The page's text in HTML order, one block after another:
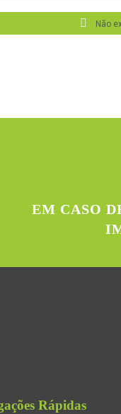
Não
EM CASO
Rápidas